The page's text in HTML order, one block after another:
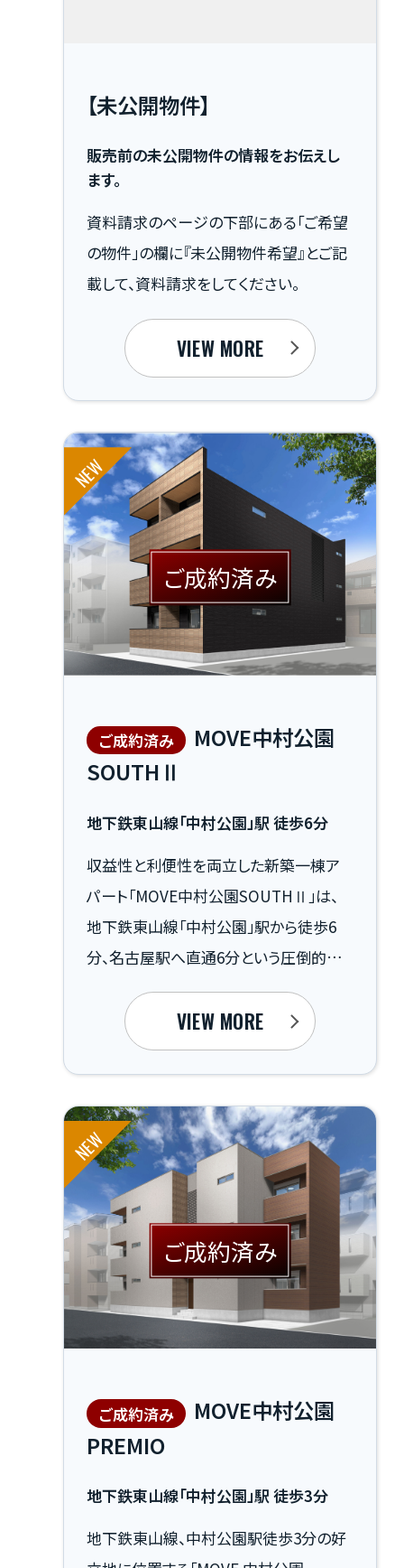
【未公開物件】
販売前の未公開物件の情報をお伝えし
ます。
資料請求のページの下部にある「ご希望
の物件」の欄に『未公開物件希望』とご記
載して、資料請求をしてください。
VIEW MORE
NEW
ご成約済み
ご成約済み
SOUTHⅡ
地下鉄東山線「中村公園」駅 徒歩6分
収益性と利便性を両立した新築一棟ア
パート「MOVE中村公園SOUTHⅡ」は、
地下鉄東山線「中村公園」駅から徒歩6
分、名古屋駅へ直通6分という圧倒的な
交通利便性を誇る収益物件です 。全9戸
の1LDKプランは、現代のライフスタイル
に不可欠な「光インターネット10Gbps」
を標準装備 。テレワーク需要を確実に捉
え、高い入居率が期待できます。さらに、
劣化対策等級の取得やサブリース対応
など、長期にわたる安定経営を支える信
頼のスペックを備えています 。新築プレミ
アムを享受できる、将来を見据えた確か
な投資機会をご提案いたします 。
VIEW MORE
NEW
ご成約済み
ご成約済み
PREMIO
地下鉄東山線「中村公園」駅 徒歩3分
地下鉄東山線、中村公園駅徒歩3分の好